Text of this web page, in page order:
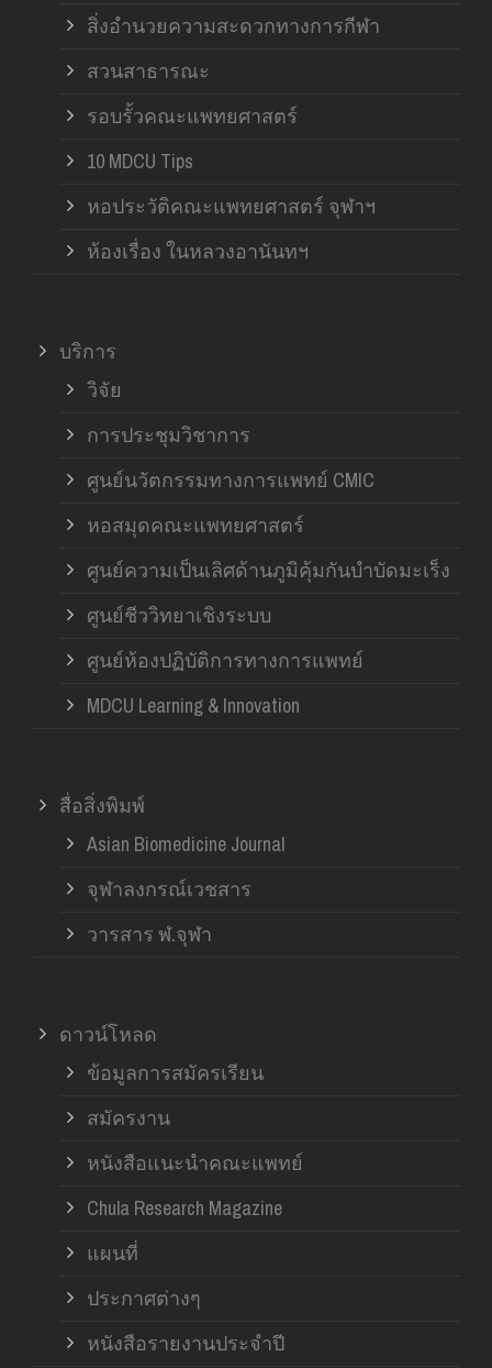
สิ่งอำนวยความสะดวกทางการกีฬา
สวนสาธารณะ
รอบรั้วคณะแพทยศาสตร์
10 MDCU Tips
หอประวัติคณะแพทยศาสตร์ จุฬาฯ
ห้องเรื่อง ในหลวงอานันทฯ
บริการ
วิจัย
การประชุมวิชาการ
ศูนย์นวัตกรรมทางการแพทย์ CMIC
หอสมุดคณะแพทยศาสตร์
ศูนย์ความเป็นเลิศด้านภูมิคุ้มกันบำบัดมะเร็ง
ศูนย์ชีววิทยาเชิงระบบ
ศูนย์ห้องปฏิบัติการทางการแพทย์
MDCU Learning & Innovation
สื่อสิ่งพิมพ์
Asian Biomedicine Journal
จุฬาลงกรณ์เวชสาร
วารสาร ฬ.จุฬา
ดาวน์โหลด
ข้อมูลการสมัครเรียน
สมัครงาน
หนังสือแนะนำคณะแพทย์
Chula Research Magazine
แผนที่
ประกาศต่างๆ
หนังสือรายงานประจำปี